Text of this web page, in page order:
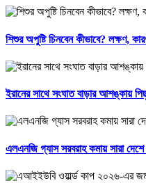
শিশুর অপুষ্টি চিনবেন কীভাবে? লক্ষণ,
ইরানের সাথে সংঘাত বাড়ার আশঙ্কায়
এলএনজি গ্যাস সরবরাহ কমায় সারা